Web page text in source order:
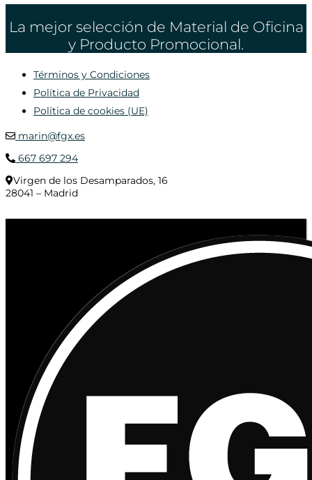
La mejor selección de Material de Oficina
y Producto Promocional.
Términos y Condiciones
Política de Privacidad
Política de cookies (UE)
marin@fgx.es
667 697 294
Virgen de los Desamparados, 16
28041 – Madrid